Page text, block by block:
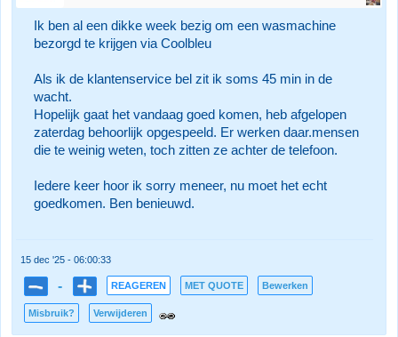
Ik ben al een dikke week bezig om een wasmachine
bezorgd te krijgen via Coolbleu
Als ik de klantenservice bel zit ik soms 45 min in de
wacht.
Hopelijk gaat het vandaag goed komen, heb afgelopen
zaterdag behoorlijk opgespeeld. Er werken daar.mensen
die te weinig weten, toch zitten ze achter de telefoon.
Iedere keer hoor ik sorry meneer, nu moet het echt
goedkomen. Ben benieuwd.
15 dec '25 - 06:00:33
- REAGEREN MET QUOTE Bewerken
Misbruik? Verwijderen